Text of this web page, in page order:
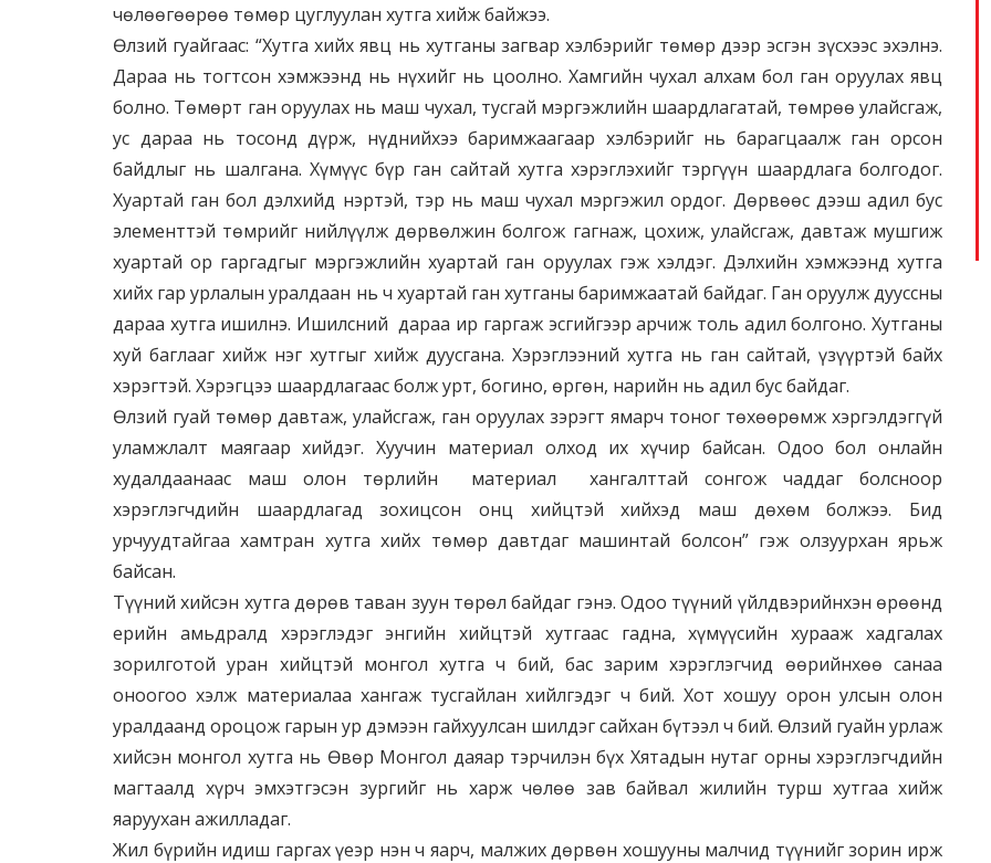
чөлөөгөөрөө төмөр цуглуулан хутга хийж байжээ.
Өлзий гуайгаас: “Хутга хийх явц нь хутганы загвар хэлбэрийг төмөр дээр эсгэн зүсхээс эхэлнэ.
Дараа нь тогтсон хэмжээнд нь нүхийг нь цоолно. Хамгийн чухал алхам бол ган оруулах явц
болно. Төмөрт ган оруулах нь маш чухал, тусгай мэргэжлийн шаардлагатай, төмрөө улайсгаж,
ус дараа нь тосонд дүрж, нүднийхээ баримжаагаар хэлбэрийг нь барагцаалж ган орсон
байдлыг нь шалгана. Хүмүүс бүр ган сайтай хутга хэрэглэхийг тэргүүн шаардлага болгодог.
Хуартай ган бол дэлхийд нэртэй, тэр нь маш чухал мэргэжил ордог. Дөрвөөс дээш адил бус
элементтэй төмрийг нийлүүлж дөрвөлжин болгож гагнаж, цохиж, улайсгаж, давтаж мушгиж
хуартай ор гаргадгыг мэргэжлийн хуартай ган оруулах гэж хэлдэг. Дэлхийн хэмжээнд хутга
хийх гар урлалын уралдаан нь ч хуартай ган хутганы баримжаатай байдаг. Ган оруулж дууссны
дараа хутга ишилнэ. Ишилсний дараа ир гаргаж эсгийгээр арчиж толь адил болгоно. Хутганы
хуй баглааг хийж нэг хутгыг хийж дуусгана. Хэрэглээний хутга нь ган сайтай, үзүүртэй байх
хэрэгтэй. Хэрэгцээ шаардлагаас болж урт, богино, өргөн, нарийн нь адил бус байдаг.
Өлзий гуай төмөр давтаж, улайсгаж, ган оруулах зэрэгт ямарч тоног төхөөрөмж хэргэлдэггүй
уламжлалт маягаар хийдэг. Хуучин материал олход их хүчир байсан. Одоо бол онлайн
худалдаанаас маш олон төрлийн материал хангалттай сонгож чаддаг болсноор
хэрэглэгчдийн шаардлагад зохицсон онц хийцтэй хийхэд маш дөхөм болжээ. Бид
урчуудтайгаа хамтран хутга хийх төмөр давтдаг машинтай болсон” гэж олзуурхан ярьж
байсан.
Түүний хийсэн хутга дөрөв таван зуун төрөл байдаг гэнэ. Одоо түүний үйлдвэрийнхэн өрөөнд
ерийн амьдралд хэрэглэдэг энгийн хийцтэй хутгаас гадна, хүмүүсийн хурааж хадгалах
зорилготой уран хийцтэй монгол хутга ч бий, бас зарим хэрэглэгчид өөрийнхөө санаа
оноогоо хэлж материалаа хангаж тусгайлан хийлгэдэг ч бий. Хот хошуу орон улсын олон
уралдаанд ороцож гарын ур дэмээн гайхуулсан шилдэг сайхан бүтээл ч бий. Өлзий гуайн урлаж
хийсэн монгол хутга нь Өвөр Монгол даяар тэрчилэн бүх Хятадын нутаг орны хэрэглэгчдийн
магтаалд хүрч эмхэтгэсэн зургийг нь харж чөлөө зав байвал жилийн турш хутгаа хийж
яаруухан ажилладаг.
Жил бүрийн идиш гаргах үеэр нэн ч яарч, малжих дөрвөн хошууны малчид түүнийг зорин ирж